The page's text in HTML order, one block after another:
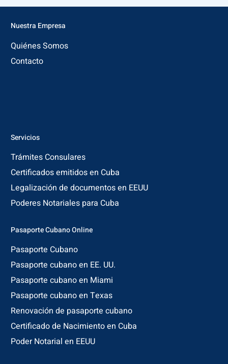
Nuestra Empresa
Quiénes Somos
Contacto
Servicios
Trámites Consulares
Certificados emitidos en Cuba
Legalización de documentos en EEUU
Poderes Notariales para Cuba
Pasaporte Cubano Online
Pasaporte Cubano
Pasaporte cubano en EE. UU.
Pasaporte cubano en Miami
Pasaporte cubano en Texas
Renovación de pasaporte cubano
Certificado de Nacimiento en Cuba
Poder Notarial en EEUU